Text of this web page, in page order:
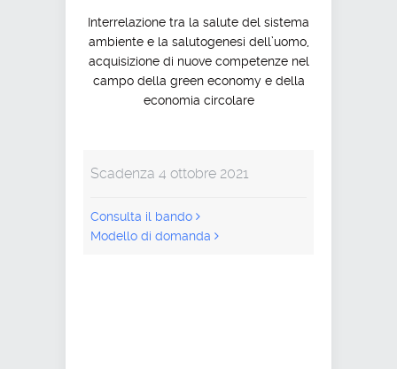
Interrelazione tra la salute del sistema
ambiente e la salutogenesi dell’uomo,
acquisizione di nuove competenze nel
campo della green economy e della
economia circolare
Scadenza 4 ottobre 2021
Consulta il bando
Modello di domanda